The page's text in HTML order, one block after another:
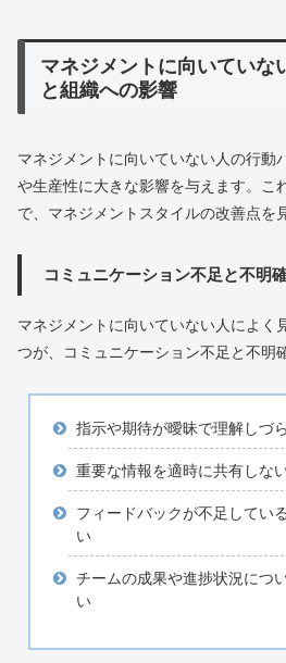
マネジメントに向いていな
と組織への影響
マネジメントに向いていない人の行動
や生産性に大きな影響を与えます。こ
で、マネジメントスタイルの改善点を
コミュニケーション不足と不明
マネジメントに向いていない人によく
つが、コミュニケーション不足と不明
指示や期待が曖昧で理解しづ
重要な情報を適時に共有しな
フィードバックが不足してい
い
チームの成果や進捗状況につ
い